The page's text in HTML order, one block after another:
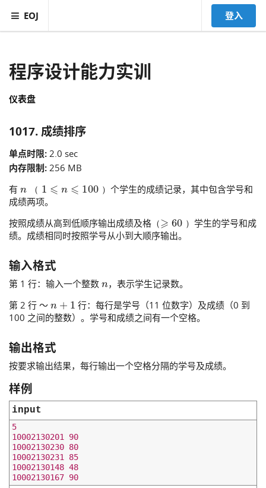
EOJ 登入
程序设计能力实训
仪表盘
1017. 成绩排序
单点时限: 2.0 sec
内存限制: 256 MB
有
⩽ ⩽ 100 ）
个学生的成绩记录，其中包含学号和
成绩两项。
按照成绩从高到低顺序输出成绩及格 （⩾ 60）
学生的学号和成
绩。成绩相同时按照学号从小到大顺序输出。
输入格式
第 1 行：输入一个整数
，表示学生记录数。
第 2 行 ～
行：每行是学号（11 位数字）及成绩（0 到
100 之间的整数）。学号和成绩之间有一个空格。
输出格式
按要求输出结果，每行输出一个空格分隔的学号及成绩。
样例
input
5
10002130201 90
10002130230 80
10002130231 85
10002130148 48
10002130167 90